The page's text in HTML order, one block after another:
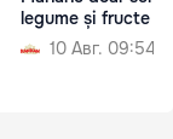
legume și fructe
10 Авг. 09:54